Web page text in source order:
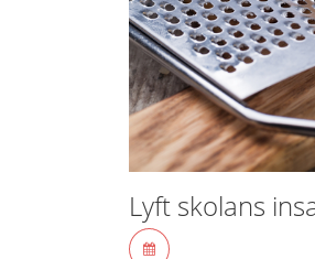
Lyft skolans